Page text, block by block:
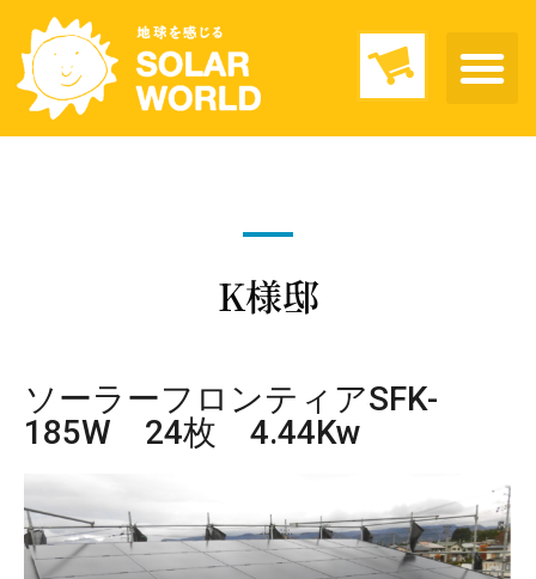
K様邸
ソーラーフロンティアSFK-
185W 24枚 4.44Kw